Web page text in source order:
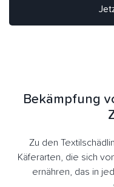
Bekämpfung
Zu den
Käferarten, die sich
ernähren, das in